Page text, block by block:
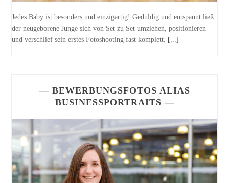
Jedes Baby ist besonders und einzigartig! Geduldig und entspannt ließ
der neugeborene Junge sich von Set zu Set umziehen, positionieren
und verschlief sein erstes Fotoshooting fast komplett. [...]
— BEWERBUNGSFOTOS ALIAS
BUSINESSPORTRAITS —